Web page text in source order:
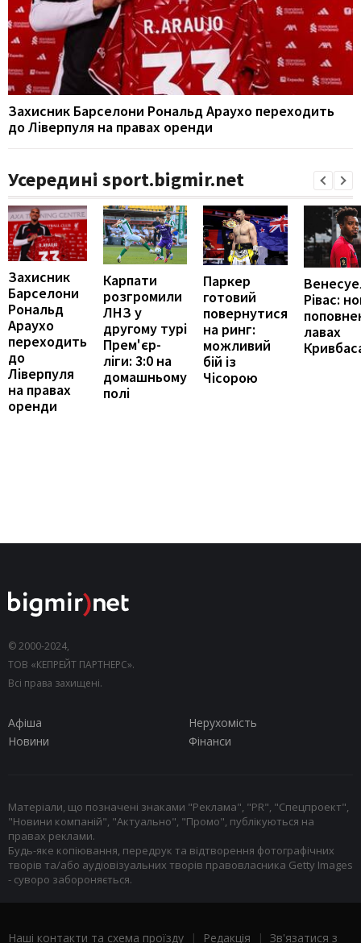
Захисник Барселони Рональд Араухо переходить
до Ліверпуля на правах оренди
Усередині sport.bigmir.net
Захисник
Барселони
Рональд
Араухо
переходить
до
Ліверпуля
на правах
оренди
Карпати
розгромили
ЛНЗ у
другому турі
Прем'єр-
ліги: 3:0 на
домашньому
полі
Паркер
готовий
повернутися
на ринг:
можливий
бій із
Чісорою
Рівас:
лавах
© 2000-2024,
ТОВ «КЕПРЕЙТ ПАРТНЕРС».
Всі права захищені.
Афіша
Нерухомість
Новини
Фінанси
Матеріали, що позначені знаками "Реклама", "PR", "Спецпроект",
"Новини компаній", "Актуально", "Промо", публікуються на
правах реклами.
Будь-яке копіювання, передрук та відтворення фотографічних
творів та/або аудіовізуальних творів правовласника Getty Images
- суворо забороняється.
Наші контакти та схема проїзду | Редакція | Зв'язатися з